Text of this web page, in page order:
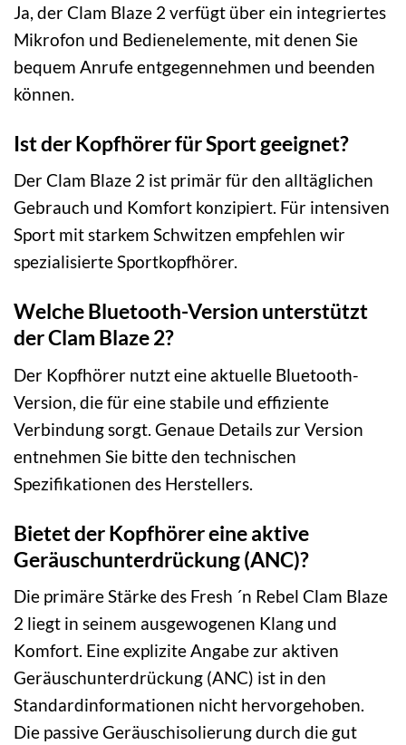
Ja, der Clam Blaze 2 verfügt über ein integriertes
Mikrofon und Bedienelemente, mit denen Sie
bequem Anrufe entgegennehmen und beenden
können.
Ist der Kopfhörer für Sport geeignet?
Der Clam Blaze 2 ist primär für den alltäglichen
Gebrauch und Komfort konzipiert. Für intensiven
Sport mit starkem Schwitzen empfehlen wir
spezialisierte Sportkopfhörer.
Welche Bluetooth-Version unterstützt
der Clam Blaze 2?
Der Kopfhörer nutzt eine aktuelle Bluetooth-
Version, die für eine stabile und effiziente
Verbindung sorgt. Genaue Details zur Version
entnehmen Sie bitte den technischen
Spezifikationen des Herstellers.
Bietet der Kopfhörer eine aktive
Geräuschunterdrückung (ANC)?
Die primäre Stärke des Fresh ´n Rebel Clam Blaze
2 liegt in seinem ausgewogenen Klang und
Komfort. Eine explizite Angabe zur aktiven
Geräuschunterdrückung (ANC) ist in den
Standardinformationen nicht hervorgehoben.
Die passive Geräuschisolierung durch die gut